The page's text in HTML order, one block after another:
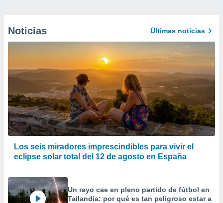
Noticias Últimas noticias
Los seis miradores imprescindibles para vivir el
eclipse solar total del 12 de agosto en España
Un rayo cae en pleno partido de fútbol en
Tailandia: por qué es tan peligroso estar a